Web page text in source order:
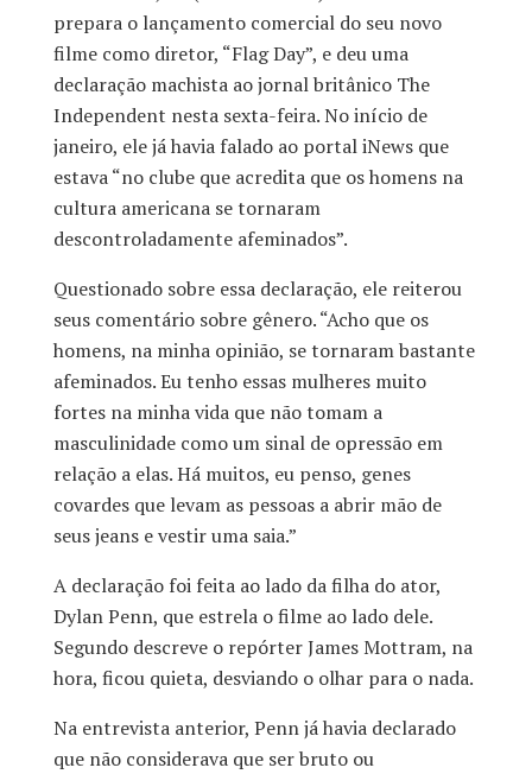
prepara o lançamento comercial do seu novo
filme como diretor, “Flag Day”, e deu uma
declaração machista ao jornal britânico The
Independent nesta sexta-feira. No início de
janeiro, ele já havia falado ao portal iNews que
estava “no clube que acredita que os homens na
cultura americana se tornaram
descontroladamente afeminados”.
Questionado sobre essa declaração, ele reiterou
seus comentário sobre gênero. “Acho que os
homens, na minha opinião, se tornaram bastante
afeminados. Eu tenho essas mulheres muito
fortes na minha vida que não tomam a
masculinidade como um sinal de opressão em
relação a elas. Há muitos, eu penso, genes
covardes que levam as pessoas a abrir mão de
seus jeans e vestir uma saia.”
A declaração foi feita ao lado da filha do ator,
Dylan Penn, que estrela o filme ao lado dele.
Segundo descreve o repórter James Mottram, na
hora, ficou quieta, desviando o olhar para o nada.
Na entrevista anterior, Penn já havia declarado
que não considerava que ser bruto ou